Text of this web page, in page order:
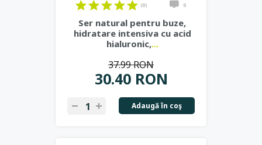
(0) 0
Ser natural pentru buze,
hidratare intensiva cu acid
hialuronic,...
30.40 RON
37.99 RON
Adaugă în coş